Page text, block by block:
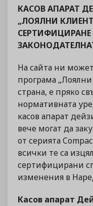
КАСОВ АПАРАТ
„ЛОЯЛНИ
На сайта ни
програма „Лоялни
страна, е пряко
нормативната
касов апарат
вече могат да
от серията
всички те са
сертифицирани
изменения в
Касов апарат